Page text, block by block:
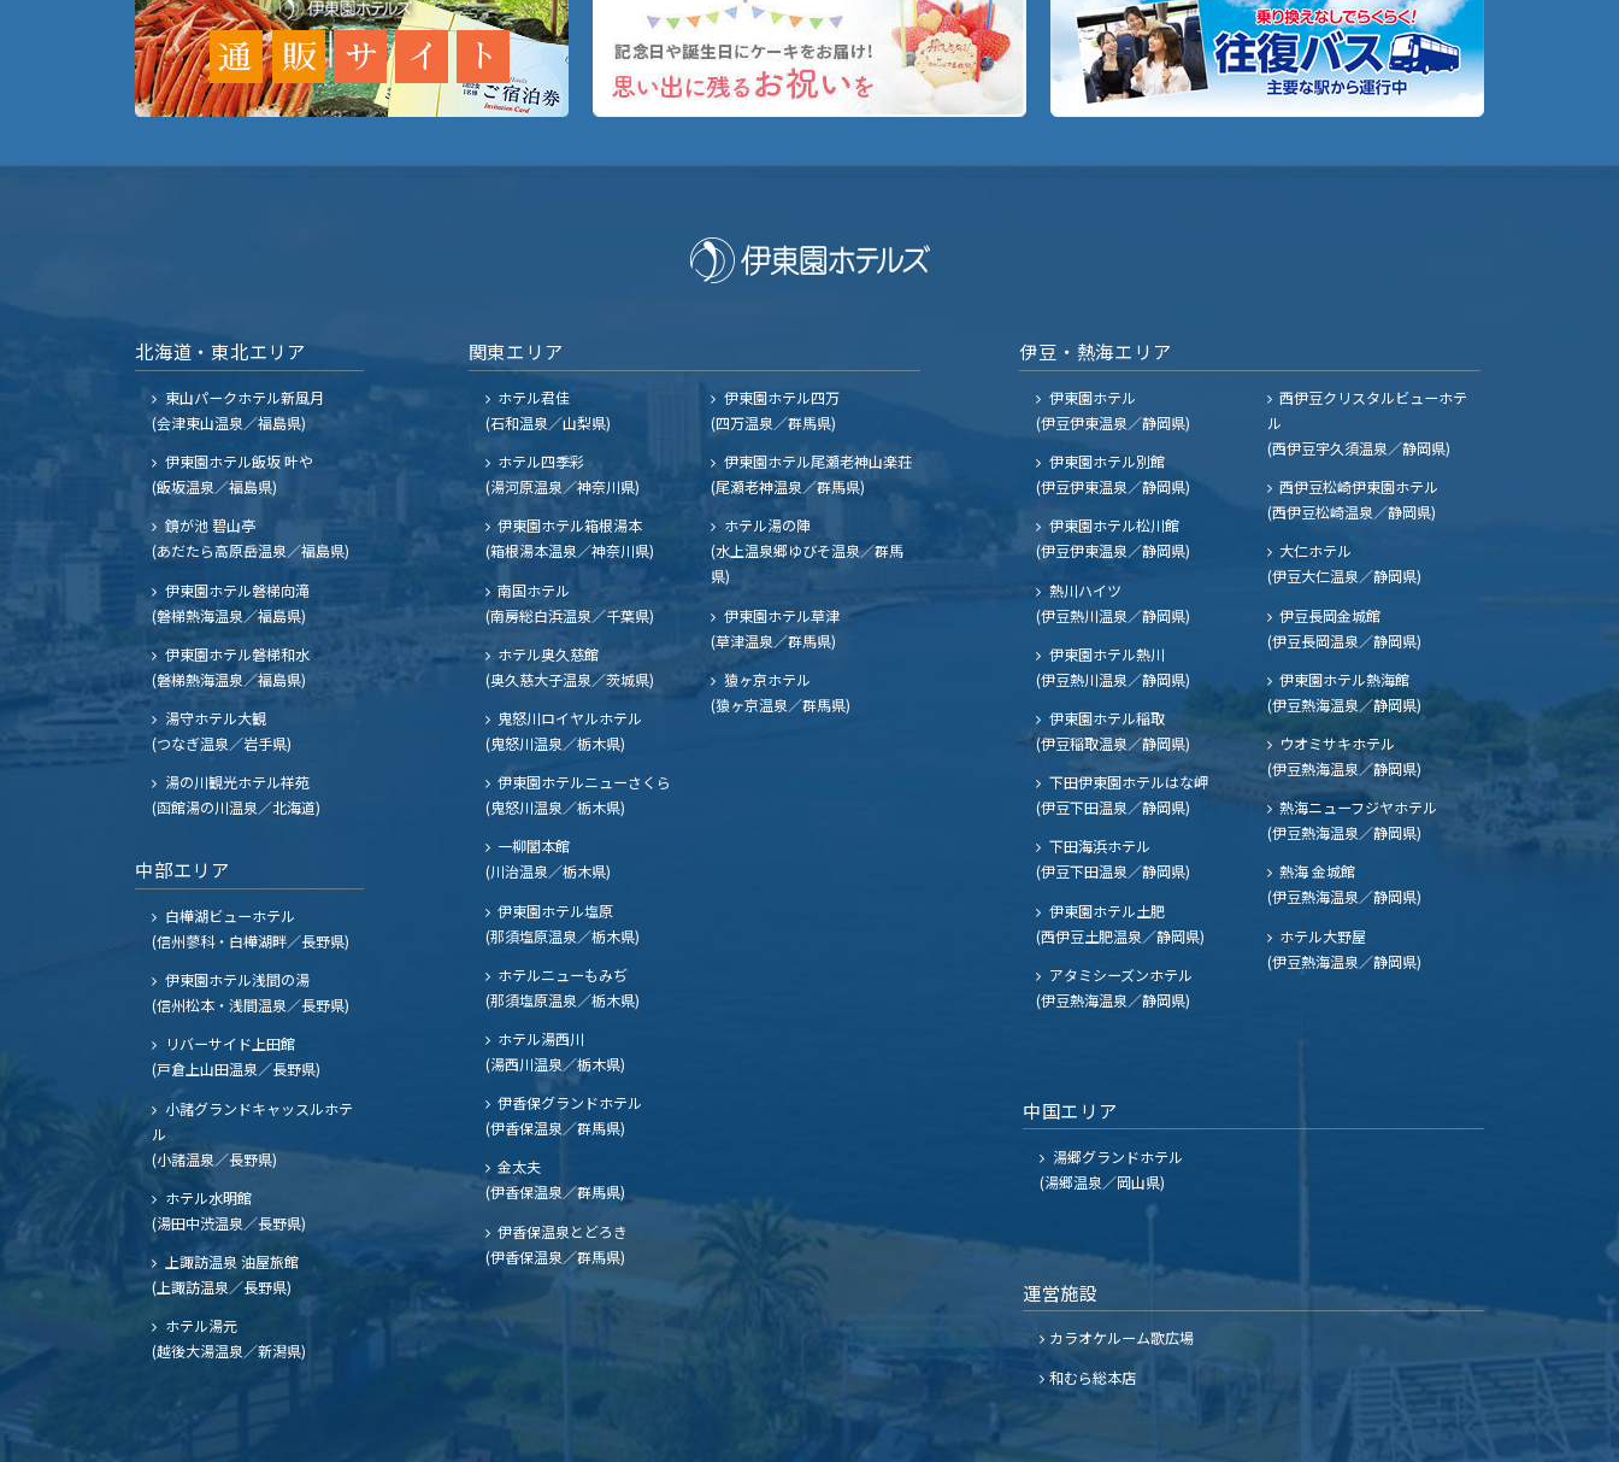
北海道・東北エリア
東山パークホテル新風月
(会津東山温泉／福島県)
伊東園ホテル飯坂 叶や
(飯坂温泉／福島県)
鏡が池 碧山亭
(あだたら高原岳温泉／福島県)
伊東園ホテル磐梯向滝
(磐梯熱海温泉／福島県)
伊東園ホテル磐梯和水
(磐梯熱海温泉／福島県)
湯守ホテル大観
(つなぎ温泉／岩手県)
湯の川観光ホテル祥苑
(函館湯の川温泉／北海道)
中部エリア
白樺湖ビューホテル
(信州蓼科・白樺湖畔／長野県)
伊東園ホテル浅間の湯
(信州松本・浅間温泉／長野県)
リバーサイド上田館
(戸倉上山田温泉／長野県)
小諸グランドキャッスルホテ
ル
(小諸温泉／長野県)
ホテル水明館
(湯田中渋温泉／長野県)
上諏訪温泉 油屋旅館
(上諏訪温泉／長野県)
ホテル湯元
(越後大湯温泉／新潟県)
関東エリア
ホテル君佳
(石和温泉／山梨県)
ホテル四季彩
(湯河原温泉／神奈川県)
伊東園ホテル箱根湯本
(箱根湯本温泉／神奈川県)
南国ホテル
(南房総白浜温泉／千葉県)
ホテル奥久慈館
(奥久慈大子温泉／茨城県)
鬼怒川ロイヤルホテル
(鬼怒川温泉／栃木県)
伊東園ホテルニューさくら
(鬼怒川温泉／栃木県)
一柳閣本館
(川治温泉／栃木県)
伊東園ホテル塩原
(那須塩原温泉／栃木県)
ホテルニューもみぢ
(那須塩原温泉／栃木県)
ホテル湯西川
(湯西川温泉／栃木県)
伊香保グランドホテル
(伊香保温泉／群馬県)
金太夫
(伊香保温泉／群馬県)
伊香保温泉とどろき
(伊香保温泉／群馬県)
伊東園ホテル四万
(四万温泉／群馬県)
伊東園ホテル尾瀬老神山楽荘
(尾瀬老神温泉／群馬県)
ホテル湯の陣
(水上温泉郷ゆびそ温泉／群馬
県)
伊東園ホテル草津
(草津温泉／群馬県)
猿ヶ京ホテル
(猿ヶ京温泉／群馬県)
伊豆・熱海エリア
伊東園ホテル
(伊豆伊東温泉／静岡県)
伊東園ホテル別館
(伊豆伊東温泉／静岡県)
伊東園ホテル松川館
(伊豆伊東温泉／静岡県)
熱川ハイツ
(伊豆熱川温泉／静岡県)
伊東園ホテル熱川
(伊豆熱川温泉／静岡県)
伊東園ホテル稲取
(伊豆稲取温泉／静岡県)
下田伊東園ホテルはな岬
(伊豆下田温泉／静岡県)
下田海浜ホテル
(伊豆下田温泉／静岡県)
伊東園ホテル土肥
(西伊豆土肥温泉／静岡県)
西伊豆クリスタルビューホテ
ル
(西伊豆宇久須温泉／静岡県)
西伊豆松崎伊東園ホテル
(西伊豆松崎温泉／静岡県)
大仁ホテル
(伊豆大仁温泉／静岡県)
伊豆長岡金城館
(伊豆長岡温泉／静岡県)
伊東園ホテル熱海館
(伊豆熱海温泉／静岡県)
ウオミサキホテル
(伊豆熱海温泉／静岡県)
熱海ニューフジヤホテル
(伊豆熱海温泉／静岡県)
熱海 金城館
(伊豆熱海温泉／静岡県)
ホテル大野屋
(伊豆熱海温泉／静岡県)
アタミシーズンホテル
(伊豆熱海温泉／静岡県)
中国エリア
湯郷グランドホテル
(湯郷温泉／岡山県)
運営施設
カラオケルーム歌広場
和むら総本店